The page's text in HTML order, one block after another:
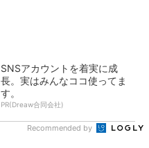
SNSアカウントを着実に成
長。実はみんなココ使ってま
す。
PR(Dreaw合同会社)
Recommended by